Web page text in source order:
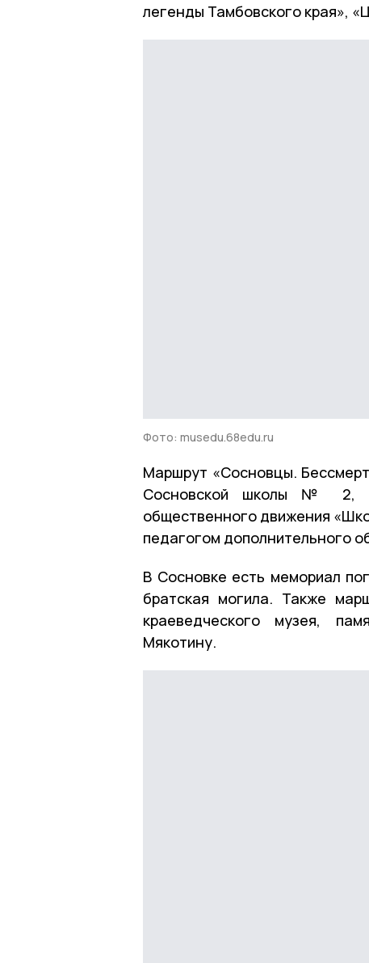
легенды Тамбовского края»,
Фото: musedu.68edu.ru
Маршрут «Сосновцы.
Сосновской школы № 2,
общественного движения
педагогом дополнительного
В Сосновке есть мемориал
братская могила. Также
краеведческого музея,
Мякотину.